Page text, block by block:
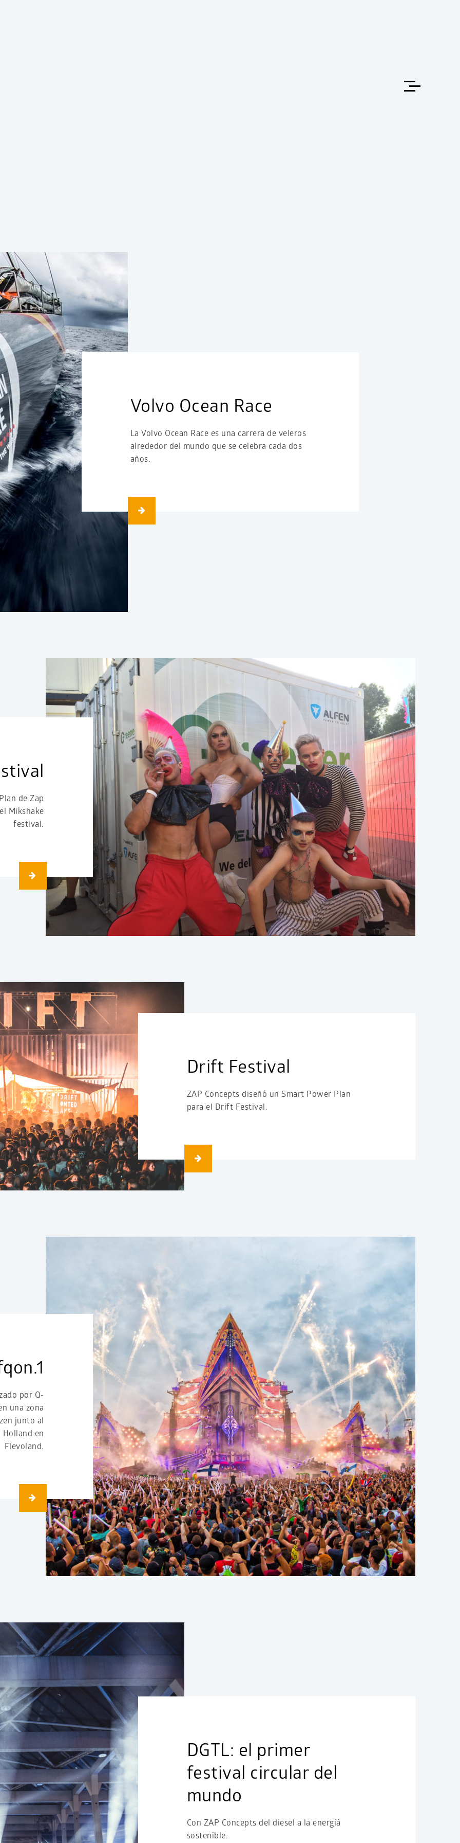
Volvo Ocean Race
La Volvo Ocean Race es una carrera de veleros
alrededor del mundo que se celebra cada dos
años.
de Zap
Mikshake
festival.
Drift Festival
ZAP Concepts diseñó un Smart Power Plan
para el Drift Festival.
por Q-
una zona
junto al
en
Flevoland.
DGTL: el primer
festival circular del
mundo
Con ZAP Concepts del diesel a la energiá
sostenible.